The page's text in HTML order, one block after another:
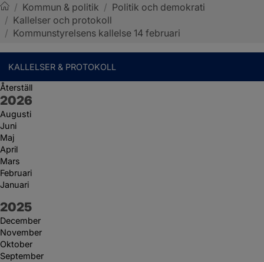
Sotenäs kommun
/ Kommun & politik / Politik och demokrati
/ Kallelser och protokoll
/ Kommunstyrelsens kallelse 14 februari
KALLELSER & PROTOKOLL
Återställ
År:
2026
Augusti
Juni
Maj
April
Mars
Februari
Januari
År:
2025
December
November
Oktober
September